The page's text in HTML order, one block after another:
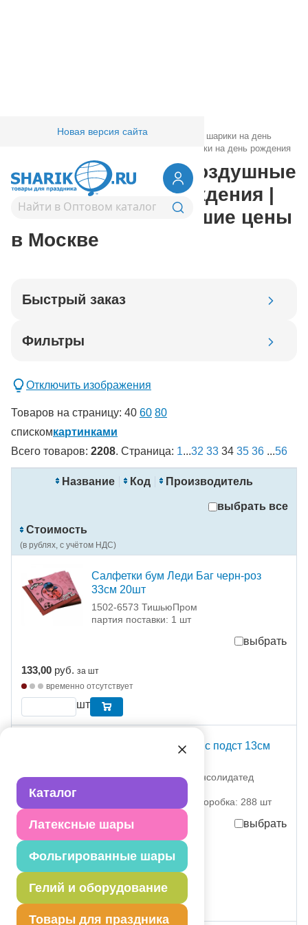
Каталог
Латексные шары
Фольгированные шары
Гелий и оборудование
Товары для праздника
Новая версия сайта
Товары для праздника/
Воздушные шарики на день
Фольгированные воздушные шарики на день рождения
Фольгированные воздушные
шарики на день рождения |
купить оптом – лучшие цены
в Москве
Быстрый заказ
Фильтры
спецпредложение
распродажа
Сбросить фильтры
Отключить изображения
Товаров на страницу: 40 60 80
спискомкартинками
Всего товаров: 2208. Страница: 1...32 33 34 35 36 ...56
Название Код Производитель
выбрать все
Стоимость
(в рублях, с учётом НДС)
Салфетки бум Леди Баг черн-роз
33см 20шт
1502-6573 ТишьюПром
партия поставки: 1 шт
выбрать
133,00 руб. за шт
временно отсутствует
шт
Свечи д/торта Золото с подст 13см
1502-6436 Дженерал Консолидатед
партия поставки: 12 шт коробка: 288 шт
выбрать
77,00руб.за шт
временно отсутствует